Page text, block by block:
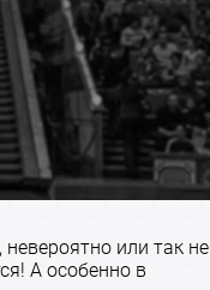
невероятно или так не
А особенно в